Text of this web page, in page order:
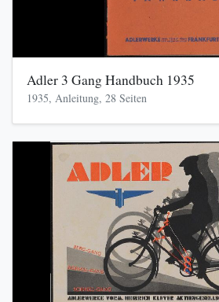
Adler 3 Gang Handbuch 1935
1935, Anleitung, 28 Seiten